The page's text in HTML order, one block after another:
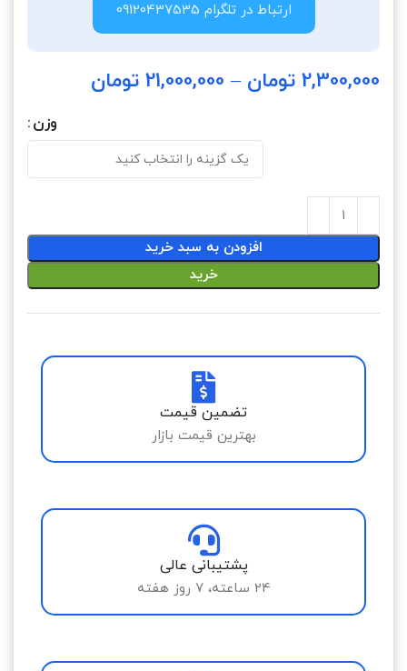
ارتباط در تلگرام 09120437535
2,300,000 تومان –
21,000,000 تومان
وزن
افزودن به سبد خرید
خرید
تضمین قیمت
بهترین قیمت بازار
پشتیبانی عالی
24 ساعته، 7 روز هفته